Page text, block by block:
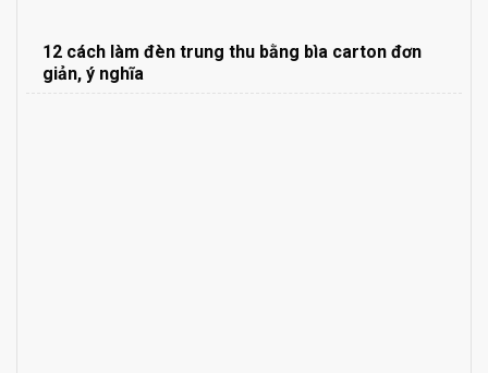
12 cách làm đèn trung thu bằng bìa carton đơn
giản, ý nghĩa